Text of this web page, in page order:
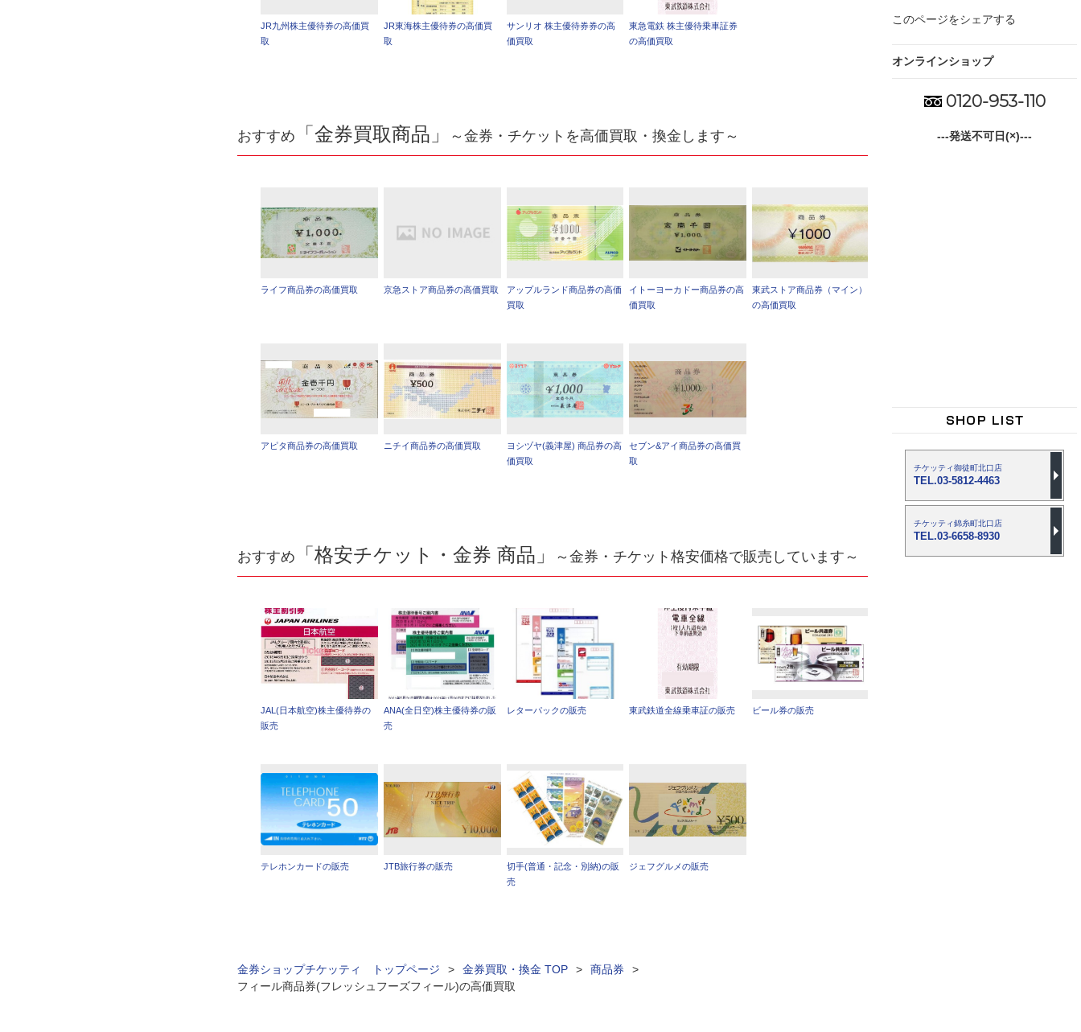
JR九州株主優待券の高価買
取
JR東海株主優待券の高価買
取
サンリオ 株主優待券券の高
価買取
東急電鉄 株主優待乗車証券
の高価買取
おすすめ 「金券買取商品」 ～金券・チケットを高価買取・換金します～
ライフ商品券の高価買取 京急ストア商品券の高価買取
アップルランド商品券の高価
買取
イトーヨーカドー商品券の高
価買取
東武ストア商品券（マイン）
の高価買取
アピタ商品券の高価買取 ニチイ商品券の高価買取
ヨシヅヤ(義津屋) 商品券の高
価買取
セブン&アイ商品券の高価買
取
おすすめ 「格安チケット・金券 商品」 ～金券・チケット格安価格で販売しています～
JAL(日本航空)株主優待券の
販売
ANA(全日空)株主優待券の販
売
レターパックの販売 東武鉄道全線乗車証の販売 ビール券の販売
テレホンカードの販売 JTB旅行券の販売
切手(普通・記念・別納)の販
売
ジェフグルメの販売
金券ショップチケッティ トップページ > 金券買取・換金 TOP > 商品券
>
フィール商品券(フレッシュフーズフィール)の高価買取
このページをシェアする
オンラインショップ
0120-953-110
---発送不可日(×)---
チケッティ御徒町北口店
TEL.03-5812-4463
チケッティ錦糸町北口店
TEL.03-6658-8930